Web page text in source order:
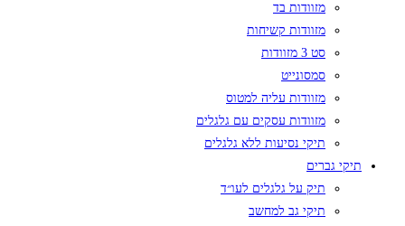
מזוודות בד
מזוודות קשיחות
סט 3 מזוודות
סמסונייט
מזוודות עליה למטוס
מזוודות עסקים עם גלגלים
תיקי נסיעות ללא גלגלים
תיקי גברים
תיק על גלגלים לעו״ד
תיקי גב למחשב